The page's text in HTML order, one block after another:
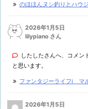
のほほんヌシ釣りとハウ
2026年1月5日
lilypiano さん
したしたさんへ、コメン
と思います。
ファンタジーライフi マ
2026年1月5日